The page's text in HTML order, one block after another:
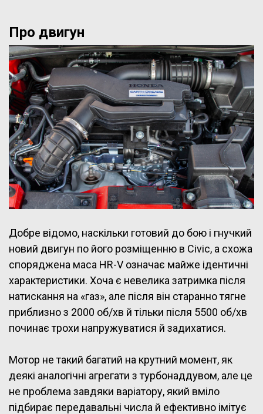
Про двигун
Добре відомо, наскільки готовий до бою і гнучкий
новий двигун по його розміщенню в Civic, а схожа
споряджена маса HR-V означає майже ідентичні
характеристики. Хоча є невелика затримка після
натискання на «газ», але після він старанно тягне
приблизно з 2000 об/хв й тільки після 5500 об/хв
починає трохи напружуватися й задихатися.
Мотор не такий багатий на крутний момент, як
деякі аналогічні агрегати з турбонаддувом, але це
не проблема завдяки варіатору, який вміло
підбирає передавальні числа й ефективно імітує